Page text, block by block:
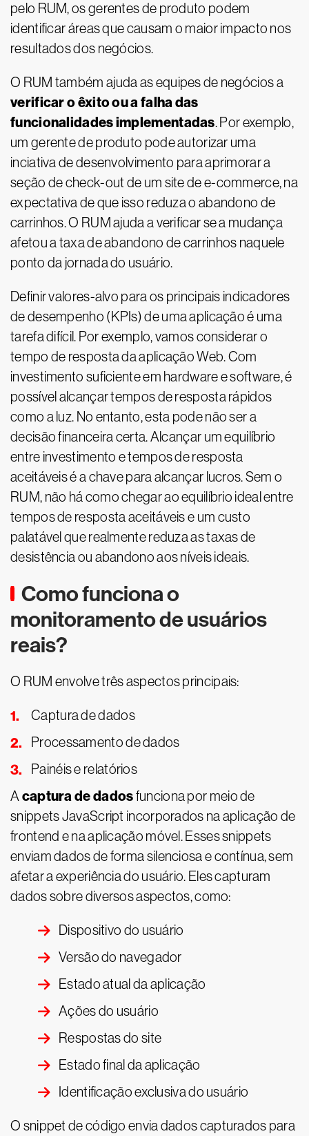
pelo RUM, os gerentes de produto podem
identificar áreas que causam o maior impacto nos
resultados dos negócios.
O RUM também ajuda as equipes de negócios a
verificar o êxito ou a falha das
funcionalidades implementadas. Por exemplo,
um gerente de produto pode autorizar uma
inciativa de desenvolvimento para aprimorar a
seção de check-out de um site de e-commerce, na
expectativa de que isso reduza o abandono de
carrinhos. O RUM ajuda a verificar se a mudança
afetou a taxa de abandono de carrinhos naquele
ponto da jornada do usuário.
Definir valores-alvo para os principais indicadores
de desempenho (KPIs) de uma aplicação é uma
tarefa difícil. Por exemplo, vamos considerar o
tempo de resposta da aplicação Web. Com
investimento suficiente em hardware e software, é
possível alcançar tempos de resposta rápidos
como a luz. No entanto, esta pode não ser a
decisão financeira certa. Alcançar um equilíbrio
entre investimento e tempos de resposta
aceitáveis é a chave para alcançar lucros. Sem o
RUM, não há como chegar ao equilíbrio ideal entre
tempos de resposta aceitáveis e um custo
palatável que realmente reduza as taxas de
desistência ou abandono aos níveis ideais.
Como funciona o
monitoramento de usuários
reais?
O RUM envolve três aspectos principais:
Captura de dados
Processamento de dados
Painéis e relatórios
A captura de dadosfunciona por meio de
snippets JavaScript incorporados na aplicação de
frontend e na aplicação móvel. Esses snippets
enviam dados de forma silenciosa e contínua, sem
afetar a experiência do usuário. Eles capturam
dados sobre diversos aspectos, como:
Dispositivo do usuário
Versão do navegador
Estado atual da aplicação
Ações do usuário
Respostas do site
Estado final da aplicação
Identificação exclusiva do usuário
O snippet de código envia dados capturados para